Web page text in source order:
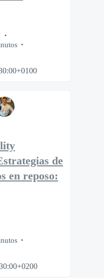
de
en reposo: